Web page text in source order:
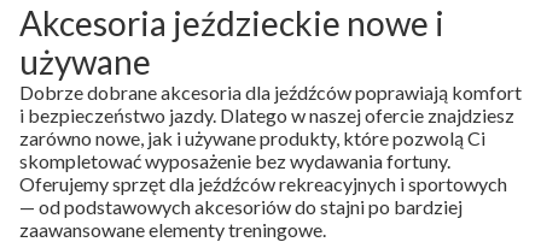
Akcesoria jeździeckie nowe i
używane
Dobrze dobrane akcesoria dla jeźdźców poprawiają komfort
i bezpieczeństwo jazdy. Dlatego w naszej ofercie znajdziesz
zarówno nowe, jak i używane produkty, które pozwolą Ci
skompletować wyposażenie bez wydawania fortuny.
Oferujemy sprzęt dla jeźdźców rekreacyjnych i sportowych
— od podstawowych akcesoriów do stajni po bardziej
zaawansowane elementy treningowe.